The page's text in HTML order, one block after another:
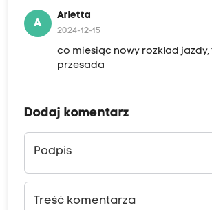
A
Arletta
2024-12-15
co miesiąc nowy rozklad jazdy,
przesada
Dodaj komentarz
Podpis
Treść komentarza